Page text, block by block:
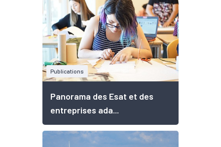
Publications
Panorama des Esat et des
entreprises ada...